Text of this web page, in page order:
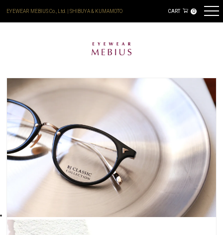
EYEWEAR MEBIUS Co., Ltd. | SHIBUYA & KUMAMOTO CART 0